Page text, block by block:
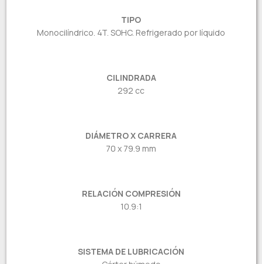
TIPO
Monocilíndrico. 4T. SOHC. Refrigerado por líquido
CILINDRADA
292 cc
DIÁMETRO X CARRERA
70 x 79.9 mm
RELACIÓN COMPRESIÓN
10.9:1
SISTEMA DE LUBRICACIÓN